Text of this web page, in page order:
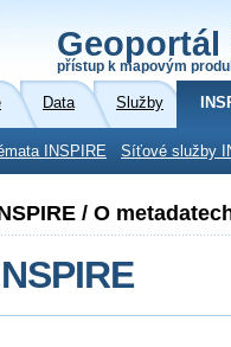
Geoportál
přístup k mapovým
Data Služby
INSPIRE Síťové služby
/ O